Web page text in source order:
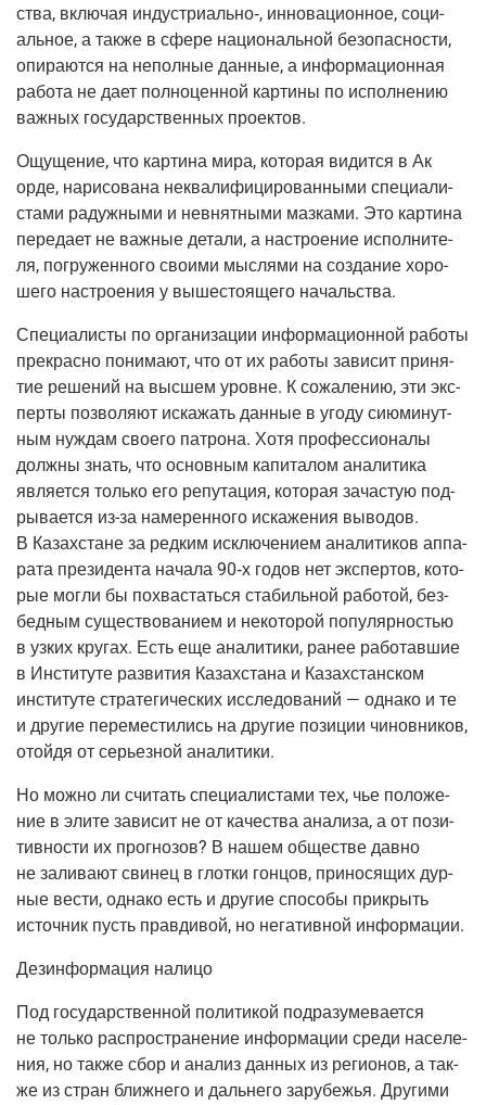
ства, вклю­чая индустриально‑, инно­ва­ци­он­ное, соци­
аль­ное, а так­же в сфе­ре наци­о­наль­ной без­опас­но­сти,
опи­ра­ют­ся на непол­ные дан­ные, а инфор­ма­ци­он­ная
рабо­та не дает пол­но­цен­ной кар­ти­ны по испол­не­нию
важ­ных госу­дар­ствен­ных проектов.
Ощу­ще­ние, что кар­ти­на мира, кото­рая видит­ся в Ак
орде, нари­со­ва­на неква­ли­фи­ци­ро­ван­ны­ми спе­ци­а­ли­
ста­ми радуж­ны­ми и невнят­ны­ми маз­ка­ми. Это кар­ти­на
пере­да­ет не важ­ные дета­ли, а настро­е­ние испол­ни­те­
ля, погру­жен­но­го сво­и­ми мыс­ля­ми на созда­ние хоро­
ше­го настро­е­ния у выше­сто­я­ще­го начальства.
Спе­ци­а­ли­сты по орга­ни­за­ции инфор­ма­ци­он­ной рабо­ты
пре­крас­но пони­ма­ют, что от их рабо­ты зави­сит при­ня­
тие реше­ний на выс­шем уровне. К сожа­ле­нию, эти экс­
пер­ты поз­во­ля­ют иска­жать дан­ные в уго­ду сию­ми­нут­
ным нуж­дам сво­е­го патро­на. Хотя про­фес­си­о­на­лы
долж­ны знать, что основ­ным капи­та­лом ана­ли­ти­ка
явля­ет­ся толь­ко его репу­та­ция, кото­рая зача­стую под­
ры­ва­ет­ся из-за наме­рен­но­го иска­же­ния выво­дов.
В Казах­стане за ред­ким исклю­че­ни­ем ана­ли­ти­ков аппа­
ра­та пре­зи­ден­та нача­ла 90‑х годов нет экс­пер­тов, кото­
рые мог­ли бы похва­стать­ся ста­биль­ной рабо­той, без­
бед­ным суще­ство­ва­ни­ем и неко­то­рой попу­ляр­но­стью
в узких кру­гах. Есть еще ана­ли­ти­ки, ранее рабо­тав­шие
в Инсти­ту­те раз­ви­тия Казах­ста­на и Казах­стан­ском
инсти­ту­те стра­те­ги­че­ских иссле­до­ва­ний — одна­ко и те
и дру­гие пере­ме­сти­лись на дру­гие пози­ции чинов­ни­ков,
отой­дя от серьез­ной аналитики.
Но мож­но ли счи­тать спе­ци­а­ли­ста­ми тех, чье поло­же­
ние в эли­те зави­сит не от каче­ства ана­ли­за, а от пози­
тив­но­сти их про­гно­зов? В нашем обще­стве дав­но
не зали­ва­ют сви­нец в глот­ки гон­цов, при­но­ся­щих дур­
ные вести, одна­ко есть и дру­гие спо­со­бы при­крыть
источ­ник пусть прав­ди­вой, но нега­тив­ной информации.
Дез­ин­фор­ма­ция налицо
Под госу­дар­ствен­ной поли­ти­кой под­ра­зу­ме­ва­ет­ся
не толь­ко рас­про­стра­не­ние инфор­ма­ции сре­ди насе­ле­
ния, но так­же сбор и ана­лиз дан­ных из реги­о­нов, а так­
же из стран ближ­не­го и даль­не­го зару­бе­жья. Дру­ги­ми